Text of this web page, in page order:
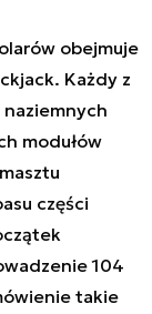
obejmuje
Każdy z
naziemnych
modułów
części
104
takie